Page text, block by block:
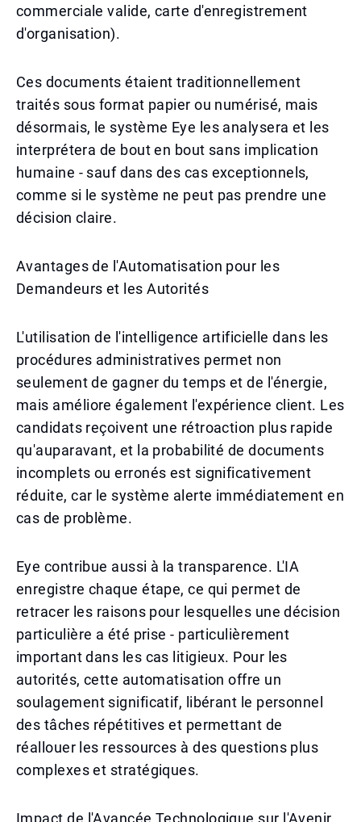
commerciale valide, carte d'enregistrement
d'organisation).
Ces documents étaient traditionnellement
traités sous format papier ou numérisé, mais
désormais, le système Eye les analysera et les
interprétera de bout en bout sans implication
humaine - sauf dans des cas exceptionnels,
comme si le système ne peut pas prendre une
décision claire.
Avantages de l'Automatisation pour les
Demandeurs et les Autorités
L'utilisation de l'intelligence artificielle dans les
procédures administratives permet non
seulement de gagner du temps et de l'énergie,
mais améliore également l'expérience client. Les
candidats reçoivent une rétroaction plus rapide
qu'auparavant, et la probabilité de documents
incomplets ou erronés est significativement
réduite, car le système alerte immédiatement en
cas de problème.
Eye contribue aussi à la transparence. L'IA
enregistre chaque étape, ce qui permet de
retracer les raisons pour lesquelles une décision
particulière a été prise - particulièrement
important dans les cas litigieux. Pour les
autorités, cette automatisation offre un
soulagement significatif, libérant le personnel
des tâches répétitives et permettant de
réallouer les ressources à des questions plus
complexes et stratégiques.
Impact de l'Avancée Technologique sur l'Avenir